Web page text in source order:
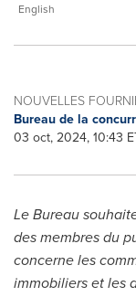
English
NOUVELLES
Bureau de la
03 oct, 2024, 10:43
Le Bureau
des membres du
concerne les
immobiliers et les